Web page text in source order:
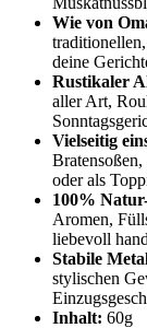
Wie von
deine
Rustikaler
aller Art,
Vielseitig
oder als
100%
Aromen,
liebevoll
Stabile
stylischen
Inhalt: 60g